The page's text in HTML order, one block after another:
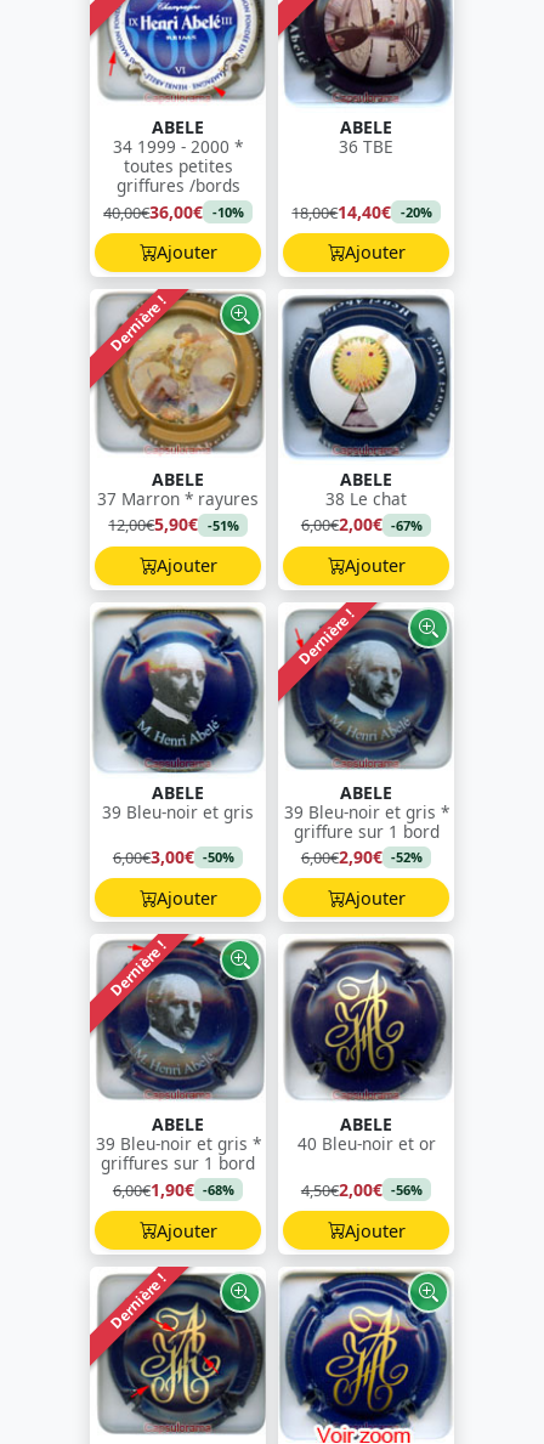
ABELE
34 1999 - 2000 *
toutes petites
griffures /bords
40,00€36,00€ -10%
Ajouter
ABELE
36 TBE
18,00€14,40€ -20%
Ajouter
Dernière !
ABELE
37 Marron * rayures
12,00€5,90€ -51%
Ajouter
ABELE
38 Le chat
6,00€2,00€ -67%
Ajouter
ABELE
39 Bleu-noir et gris
6,00€3,00€ -50%
Ajouter
Dernière !
ABELE
39 Bleu-noir et gris *
griffure sur 1 bord
6,00€2,90€ -52%
Ajouter
Dernière !
ABELE
39 Bleu-noir et gris *
griffures sur 1 bord
6,00€1,90€ -68%
Ajouter
ABELE
40 Bleu-noir et or
4,50€2,00€ -56%
Ajouter
Dernière !